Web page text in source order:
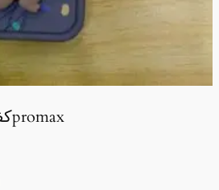
كفر توم وجيري بني 12promax